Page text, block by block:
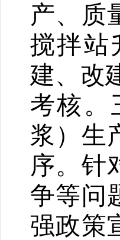
产、质
搅拌站
建、改
考核。
浆）生
序。针
争等问
强政策